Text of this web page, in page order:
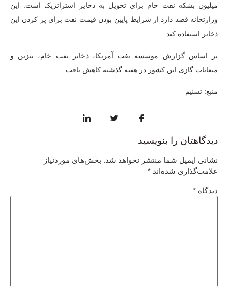
میلیون بشکه نفت خام برای تحویل به ذخایر استراتژیک است. این
وزارتخانه قصد دارد از شرایط پایین بودن قیمت نفت برای پر کردن این
ذخایر استفاده کند.
بر اساس گزارش موسسه نفت آمریکا، ذخایر نفت خام، بنزین و
میعانات گازی این کشور در هفته گذشته کاهش یافت.
منبع: تسنیم
دیدگاهتان را بنویسید
نشانی ایمیل شما منتشر نخواهد شد. بخش‌های موردنیاز
علامت‌گذاری شده‌اند *
دیدگاه *